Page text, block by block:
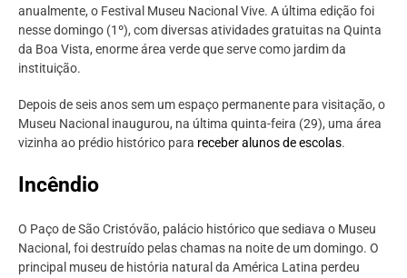
anualmente, o Festival Museu Nacional Vive. A última edição foi
nesse domingo (1º), com diversas atividades gratuitas na Quinta
da Boa Vista, enorme área verde que serve como jardim da
instituição.
Depois de seis anos sem um espaço permanente para visitação, o
Museu Nacional inaugurou, na última quinta-feira (29), uma área
vizinha ao prédio histórico para receber alunos de escolas.
Incêndio
O Paço de São Cristóvão, palácio histórico que sediava o Museu
Nacional, foi destruído pelas chamas na noite de um domingo. O
principal museu de história natural da América Latina perdeu